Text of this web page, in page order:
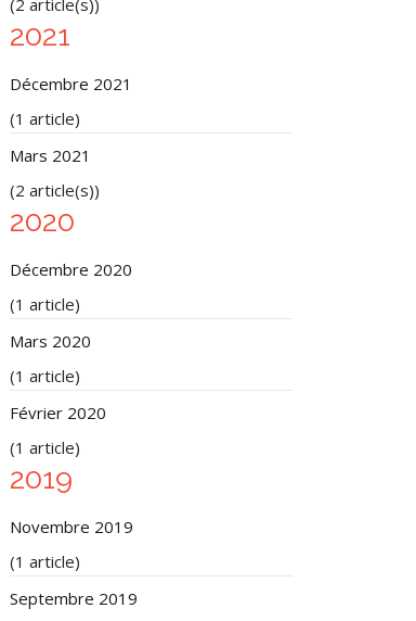
(2 article(s))
2021
Décembre 2021
(1 article)
Mars 2021
(2 article(s))
2020
Décembre 2020
(1 article)
Mars 2020
(1 article)
Février 2020
(1 article)
2019
Novembre 2019
(1 article)
Septembre 2019